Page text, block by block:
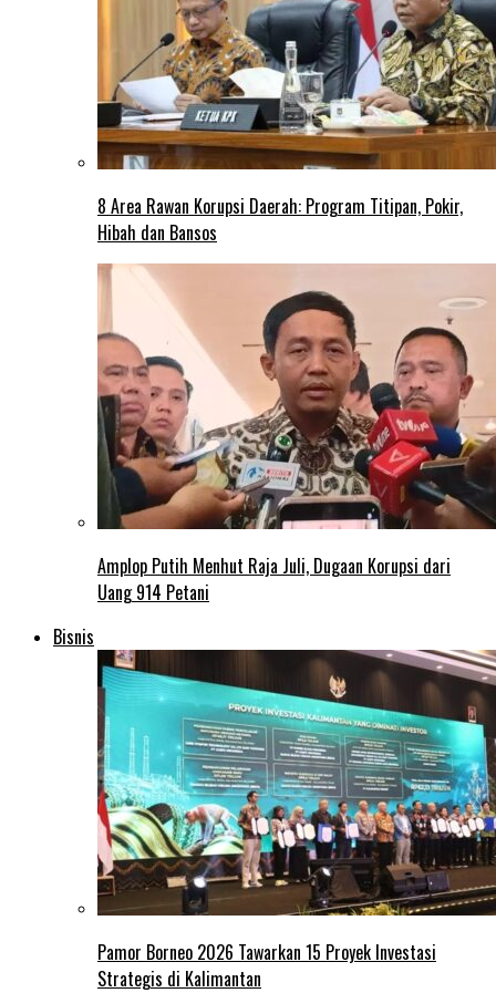
8 Area Rawan Korupsi Daerah: Program Titipan, Pokir,
Hibah dan Bansos
Amplop Putih Menhut Raja Juli, Dugaan Korupsi dari
Uang 914 Petani
Bisnis
Pamor Borneo 2026 Tawarkan 15 Proyek Investasi
Strategis di Kalimantan